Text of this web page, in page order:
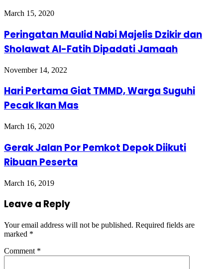
March 15, 2020
Peringatan Maulid Nabi Majelis Dzikir dan
Sholawat Al-Fatih Dipadati Jamaah
November 14, 2022
Hari Pertama Giat TMMD, Warga Suguhi
Pecak Ikan Mas
March 16, 2020
Gerak Jalan Por Pemkot Depok Diikuti
Ribuan Peserta
March 16, 2019
Leave a Reply
Your email address will not be published. Required fields are
marked *
Comment *